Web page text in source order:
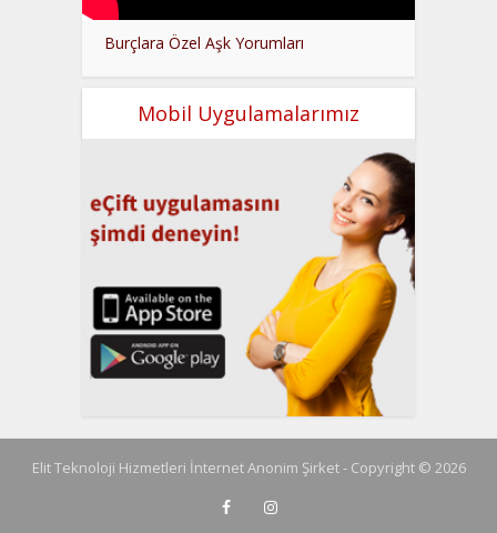
Burçlara Özel Aşk Yorumları
Mobil Uygulamalarımız
Elit Teknoloji Hizmetleri İnternet Anonim Şirket - Copyright © 2026